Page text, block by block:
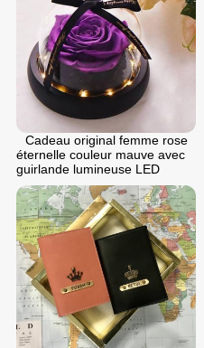
Cadeau original femme rose
éternelle couleur mauve avec
guirlande lumineuse LED